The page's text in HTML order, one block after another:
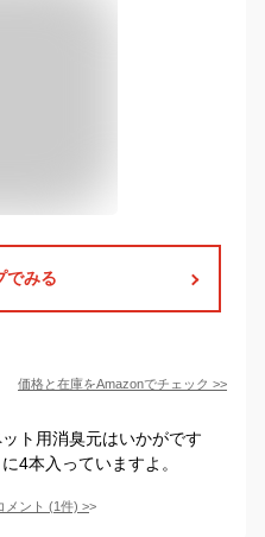
でみる
価格と在庫をAmazonでチェック >>
ト用消臭元はいかがです
4本入っていますよ。
メント (1件) >